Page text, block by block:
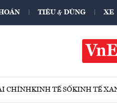
TIÊU & DÙNG XE
CHÍNHKINH TẾ SỐKINH TẾ